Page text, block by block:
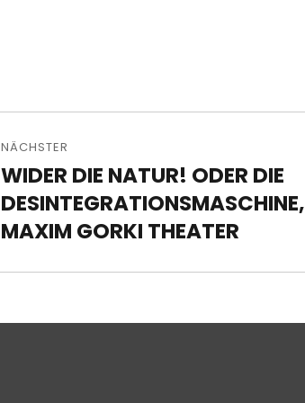
NÄCHSTER
Nächster
Beitrag:
WIDER DIE NATUR! ODER DIE
DESINTEGRATIONSMASCHINE,
MAXIM GORKI THEATER